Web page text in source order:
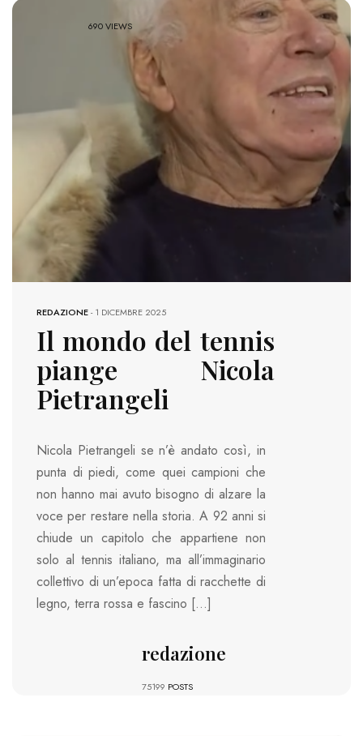
690 VIEWS
REDAZIONE-1 DICEMBRE 2025
Il mondo del tennis
piange Nicola
Pietrangeli
Nicola Pietrangeli se n’è andato così, in
punta di piedi, come quei campioni che
non hanno mai avuto bisogno di alzare la
voce per restare nella storia. A 92 anni si
chiude un capitolo che appartiene non
solo al tennis italiano, ma all’immaginario
collettivo di un’epoca fatta di racchette di
legno, terra rossa e fascino […]
redazione
75199 POSTS